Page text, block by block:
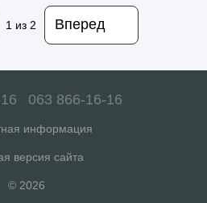
1 из 2 Вперед
063 866-16-16
информация
версия сайта
© 2026